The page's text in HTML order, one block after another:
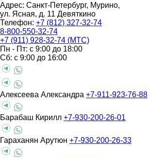
Адрес: Санкт-Петербург, Мурино,
ул. Ясная, д. 11 Девяткино
Телефон: +7 (812) 327-32-74
8-800-550-32-74
+7 (911) 928-32-74 (МТС)
Пн - Пт: с 9:00 до 18:00
Сб: с 9:00 до 16:00
Алексеева Александра +7-911-923-76-88
Барабаш Кирилл +7-930-200-26-01
Гараханян Арутюн +7-930-200-26-33